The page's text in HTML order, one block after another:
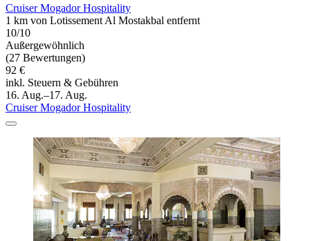
Cruiser Mogador Hospitality
1 km von Lotissement Al Mostakbal entfernt
10/10
Außergewöhnlich
(27 Bewertungen)
92 €
inkl. Steuern & Gebühren
16. Aug.–17. Aug.
Cruiser Mogador Hospitality